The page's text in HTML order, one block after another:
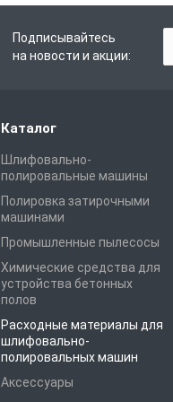
Подписывайтесь
на новости и акции:
Каталог
Шлифовально-
полировальные машины
Полировка затирочными
машинами
Промышленные пылесосы
Химические средства для
устройства бетонных
полов
Расходные материалы для
шлифовально-
полировальных машин
Аксессуары